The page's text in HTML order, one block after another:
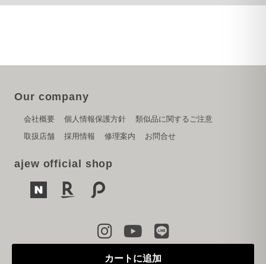
カートに追加
Our company
会社概要 個人情報保護方針
類似品に関するご注意
取扱店舗
採用情報 修理案内 お問合せ
ajew official shop
Copyright © 2024 PARK CREATION inc.